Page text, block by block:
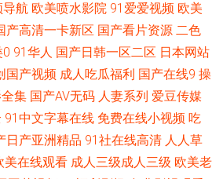
在线 国产综合艹屄片 日韩三级在线播放 91白
品v日本精品 亚洲色五月五月婷婷 AV福利美
看入口 国产精海角 欧美国产日韩婷婷色 香蕉
图 91小视频性生活 国产精品久久情 欧美日韩
导航 欧美喷水影院 91爱爱视频 欧美
产高清一卡新区 国产看片资源 二色
0 91华人 国产日韩一区二区 日本网站
国产视频 成人吃瓜福利 国产在线9 操
集 国产AV无码 人妻系列 爱豆传媒
91中文字幕在线 免费在线小视频 吃
日产亚洲精品 91社在线高清 人人草
美在线观看 成人三级成人三级 欧美老